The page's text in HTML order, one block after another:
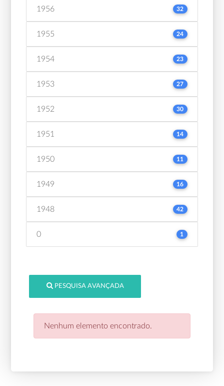
1956 32
1955 24
1954 23
1953 27
1952 30
1951 14
1950 11
1949 16
1948 42
0 1
PESQUISA AVANÇADA
Nenhum elemento encontrado.